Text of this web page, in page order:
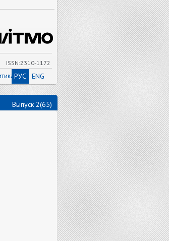
ISSN:2310-1172
РУС ENG
Выпуск 2(65)